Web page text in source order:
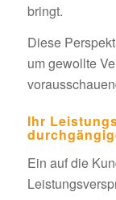
bringt.
Diese
um gewollte
Ihr
Ein auf die